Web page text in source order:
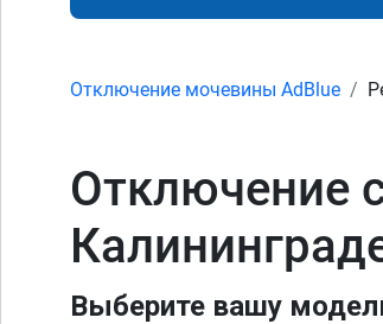
Отключение мочевины AdBlue
Отключение
Выберите вашу